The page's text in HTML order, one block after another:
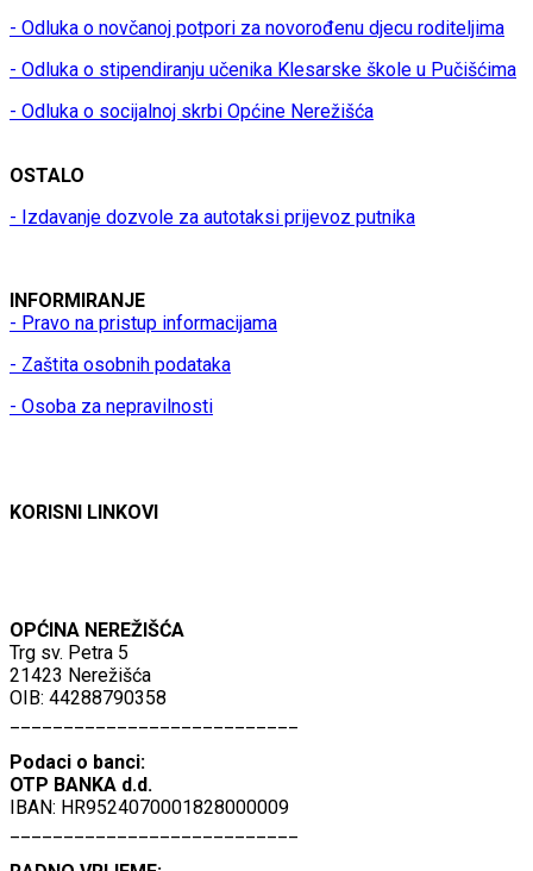
- Odluka o novčanoj potpori za novorođenu djecu roditeljima
- Odluka o stipendiranju učenika Klesarske škole u Pučišćima
- Odluka o socijalnoj skrbi Općine Nerežišća
OSTALO
- Izdavanje dozvole za autotaksi prijevoz putnika
INFORMIRANJE
- Pravo na pristup informacijama
- Zaštita osobnih podataka
- Osoba za nepravilnosti
KORISNI LINKOVI
OPĆINA NEREŽIŠĆA
Trg sv. Petra 5
21423 Nerežišća
OIB: 44288790358
Podaci o banci:
OTP BANKA d.d.
IBAN: HR9524070001828000009